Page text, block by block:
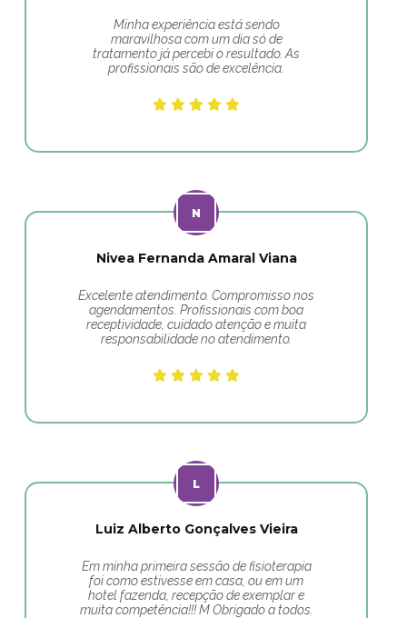
Minha experiência está sendo
maravilhosa com um dia só de
tratamento já percebi o resultado. As
profissionais são de excelência.
Nivea Fernanda Amaral Viana
Excelente atendimento. Compromisso nos
agendamentos. Profissionais com boa
receptividade, cuidado atenção e muita
responsabilidade no atendimento.
Luiz Alberto Gonçalves Vieira
Em minha primeira sessão de fisioterapia
foi como estivesse em casa, ou em um
hotel fazenda, recepção de exemplar e
muita competência!!! M Obrigado a todos.